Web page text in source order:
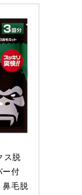
ス脱
ー付
鼻毛脱